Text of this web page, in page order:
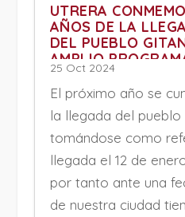
UTRERA
AÑOS DE LA
DEL PUEBLO
AMPLIO
ACTIVIDADES
25 Oct 2024
El próximo año se
la llegada del pueblo
tomándose como
llegada el 12 de
por tanto ante una
de nuestra ciudad